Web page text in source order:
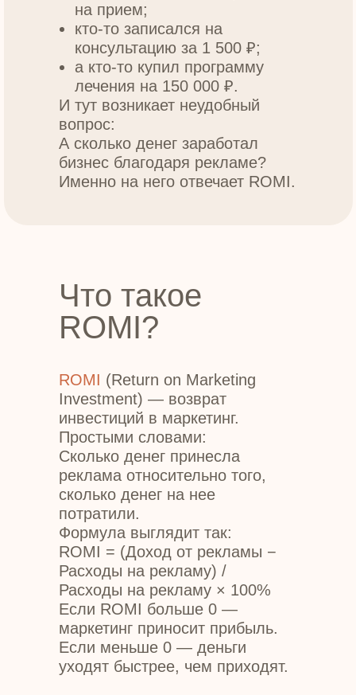
на прием;
кто-то записался на
консультацию за 1 500 ₽;
а кто-то купил программу
лечения на 150 000 ₽.
И тут возникает неудобный
вопрос:
А сколько денег заработал
бизнес благодаря рекламе?
Именно на него отвечает ROMI.
Что такое
ROMI?
ROMI (Return on Marketing
Investment) — возврат
инвестиций в маркетинг.
Простыми словами:
Сколько денег принесла
реклама относительно того,
сколько денег на нее
потратили.
Формула выглядит так:
ROMI = (Доход от рекламы −
Расходы на рекламу) /
Расходы на рекламу × 100%
Если ROMI больше 0 —
маркетинг приносит прибыль.
Если меньше 0 — деньги
уходят быстрее, чем приходят.